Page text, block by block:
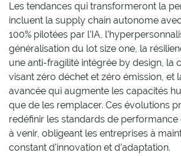
Les tendances qui transformeront la
incluent la supply chain autonome
100% pilotées par l’IA,
généralisation du lot size one, la
une anti-fragilité intégrée by design, la
visant zéro déchet et zéro émission, et
avancée qui augmente les capacités
que de les remplacer. Ces évolutions
redéfinir les standards de performance
à venir, obligeant les entreprises à
constant d’innovation et d’adaptation.